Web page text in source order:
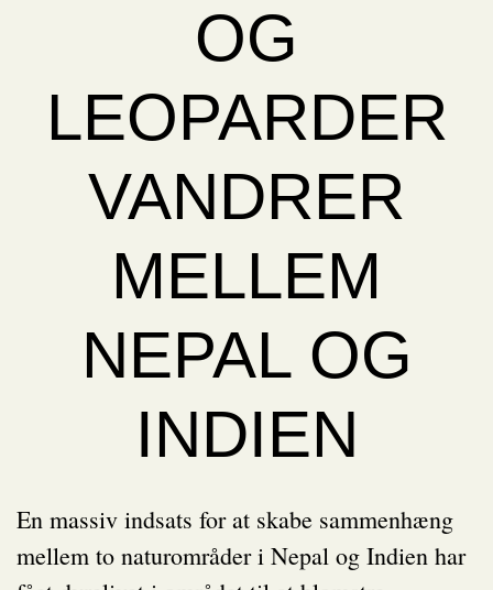
OG
LEOPARDER
VANDRER
MELLEM
NEPAL OG
INDIEN
En massiv indsats for at skabe sammenhæng
mellem to naturområder i Nepal og Indien har